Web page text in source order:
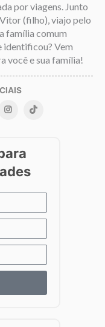
por viagens. Junto
(filho), viajo pelo
família comum
identificou? Vem
você e sua família!